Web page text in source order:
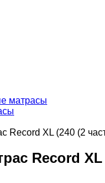
матрасы
Record XL (240 (2
Record XL